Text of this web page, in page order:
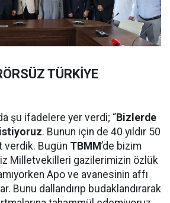
TÜRKİYE
şu ifadelere yer verdi; “Bizlerde
. Bunun için de 40 yıldır 50
verdik. Bugün TBMM’de bizim
Milletvekilleri gazilerimizin özlük
Apo ve avanesinin affı
Bunu dallandırıp budaklandırarak